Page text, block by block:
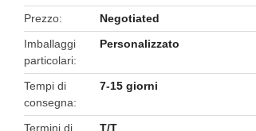
Prezzo
Negotiated
Imballaggi
particolari
Personalizzato
Tempi di
consegna
7-15 giorni
Termini di T/T